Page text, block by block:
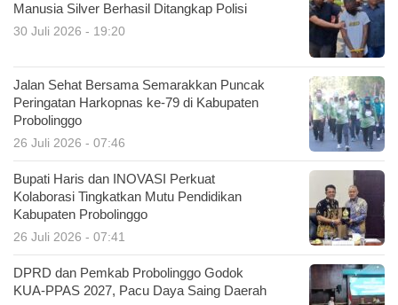
Manusia Silver Berhasil Ditangkap Polisi
30 Juli 2026 - 19:20
Jalan Sehat Bersama Semarakkan Puncak
Peringatan Harkopnas ke-79 di Kabupaten
Probolinggo
26 Juli 2026 - 07:46
Bupati Haris dan INOVASI Perkuat
Kolaborasi Tingkatkan Mutu Pendidikan
Kabupaten Probolinggo
26 Juli 2026 - 07:41
DPRD dan Pemkab Probolinggo Godok
KUA-PPAS 2027, Pacu Daya Saing Daerah